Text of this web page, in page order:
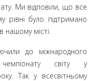
Ми відповіли, що все
рівні було підтримано
місті.
до міжнародного
світу у
Так у всесвітньому